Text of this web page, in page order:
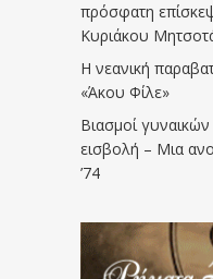
πρόσφατη
Κυριάκου
Η νεανική
«Άκου Φίλε»
Βιασμοί
εισβολή – Μια
’74